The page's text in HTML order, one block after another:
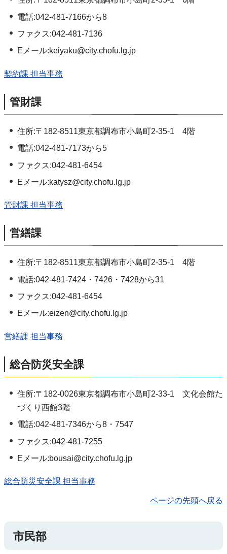
電話:042-481-7166から8
ファクス:042-481-7136
Eメール:keiyaku@city.chofu.lg.jp
契約課 担当事務
管財課
住所:〒182-8511東京都調布市小島町2-35-1 4階
電話:042-481-7173から5
ファクス:042-481-6454
Eメール:katysz@city.chofu.lg.jp
管財課 担当事務
営繕課
住所:〒182-8511東京都調布市小島町2-35-1 4階
電話:042-481-7424・7426・7428から31
ファクス:042-481-6454
Eメール:eizen@city.chofu.lg.jp
営繕課 担当事務
総合防災安全課
住所:〒182-0026東京都調布市小島町2-33-1 文化会館た
づくり西館3階
電話:042-481-7346から8・7547
ファクス:042-481-7255
Eメール:bousai@city.chofu.lg.jp
総合防災安全課 担当事務
ページの先頭へ戻る
市民部